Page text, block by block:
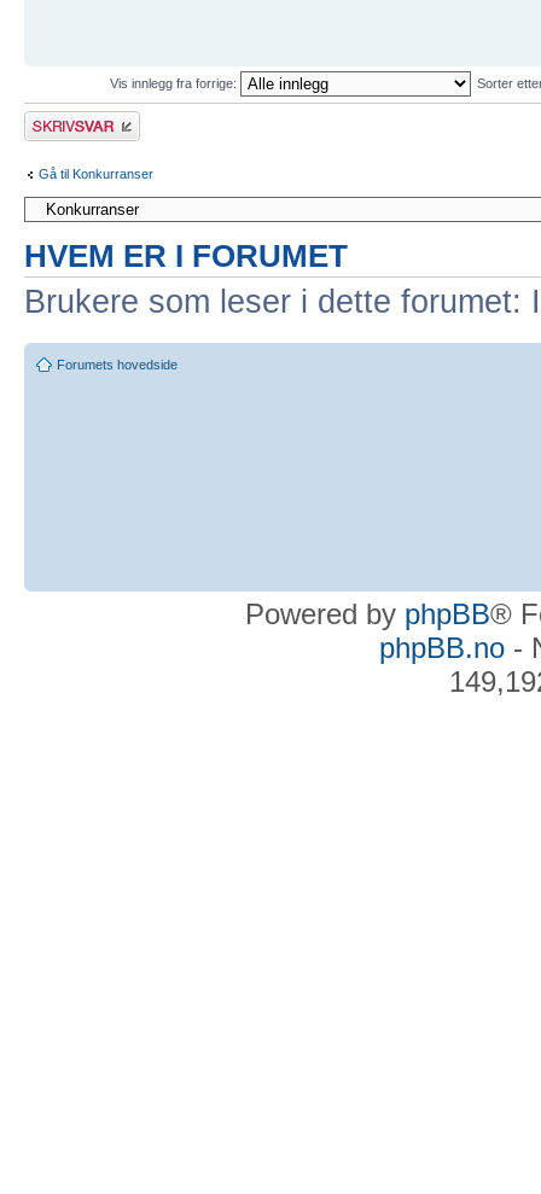
Vis innlegg fra forrige: Sorter
Skriv et svar
Gå til Konkurranser
HVEM ER I FORUMET
Brukere som leser i dette
Forumets hovedside
Powered by phpBB®
phpBB.no-